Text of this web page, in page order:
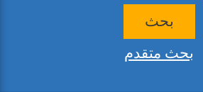
بحث
بحث متقدم